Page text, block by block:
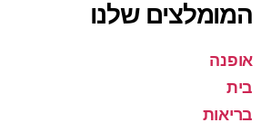
המומלצים שלנו
אופנה
בית
בריאות